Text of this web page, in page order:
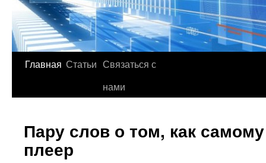
Главная Статьи Связаться с
нами
Пару слов о том, как
плеер